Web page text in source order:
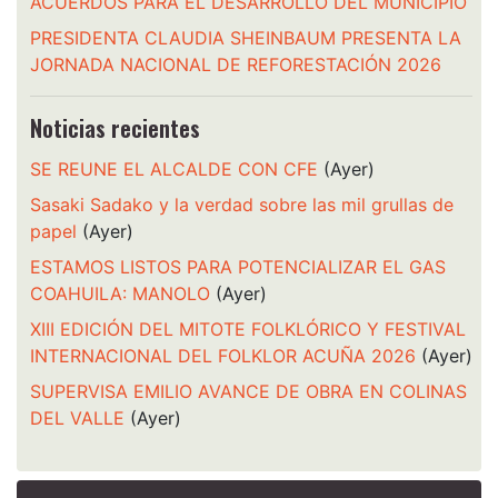
PRESIDENTA CLAUDIA SHEINBAUM PRESENTA LA
JORNADA NACIONAL DE REFORESTACIÓN 2026
Noticias recientes
SE REUNE EL ALCALDE CON CFE (Ayer)
Sasaki Sadako y la verdad sobre las mil grullas de
papel (Ayer)
ESTAMOS LISTOS PARA POTENCIALIZAR EL GAS
COAHUILA: MANOLO (Ayer)
XIII EDICIÓN DEL MITOTE FOLKLÓRICO Y FESTIVAL
INTERNACIONAL DEL FOLKLOR ACUÑA 2026 (Ayer)
SUPERVISA EMILIO AVANCE DE OBRA EN COLINAS
DEL VALLE (Ayer)